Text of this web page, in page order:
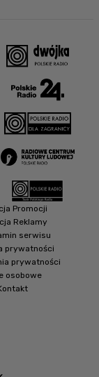
Promocji
Reklamy
serwisu
prywatności
prywatności
osobowe